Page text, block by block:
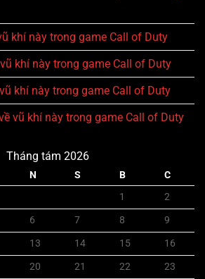
khí này trong game Call of Duty
khí này trong game Call of Duty
khí này trong game Call of Duty
vũ khí này trong game Call of Duty
Tháng tám 2026
N S B
C
1
2
6 7 8
9
13 14 15
16
20 21 22
23